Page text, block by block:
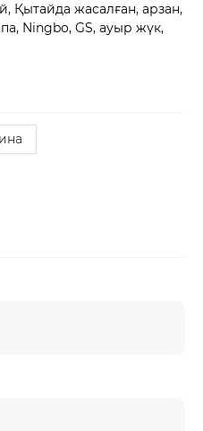
Қытайда жасалған, арзан,
Ningbo, GS, ауыр жүк,